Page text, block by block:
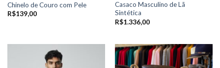
Chinelo de Couro com Pele
R$139,00
Casaco Masculino de Lã
Sintética
R$1.336,00